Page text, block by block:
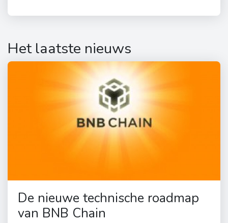
Het laatste nieuws
De nieuwe technische roadmap
van BNB Chain